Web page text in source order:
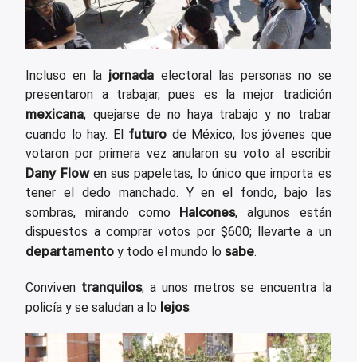
Incluso en la jornada electoral las personas no se
presentaron a trabajar, pues es la mejor tradición
mexicana; quejarse de no haya trabajo y no trabar
cuando lo hay. El futuro de México; los jóvenes que
votaron por primera vez anularon su voto al escribir
Dany Flowen sus papeletas, lo único que importa es
tener el dedo manchado. Y en el fondo, bajo las
sombras, mirando como Halcones, algunos están
dispuestos a comprar votos por $600; llevarte a un
departamento y todo el mundo losabe.
Conviven tranquilos, a unos metros se encuentra la
policía y se saludan a lo lejos.